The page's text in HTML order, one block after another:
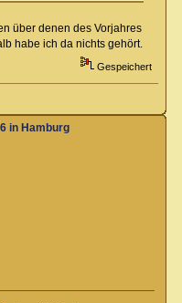
über denen des Vorjahres
habe ich da nichts gehört.
Gespeichert
in Hamburg